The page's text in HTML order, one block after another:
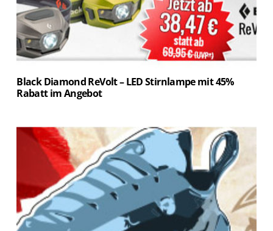
Black Diamond ReVolt – LED Stirnlampe mit 45%
Rabatt im Angebot